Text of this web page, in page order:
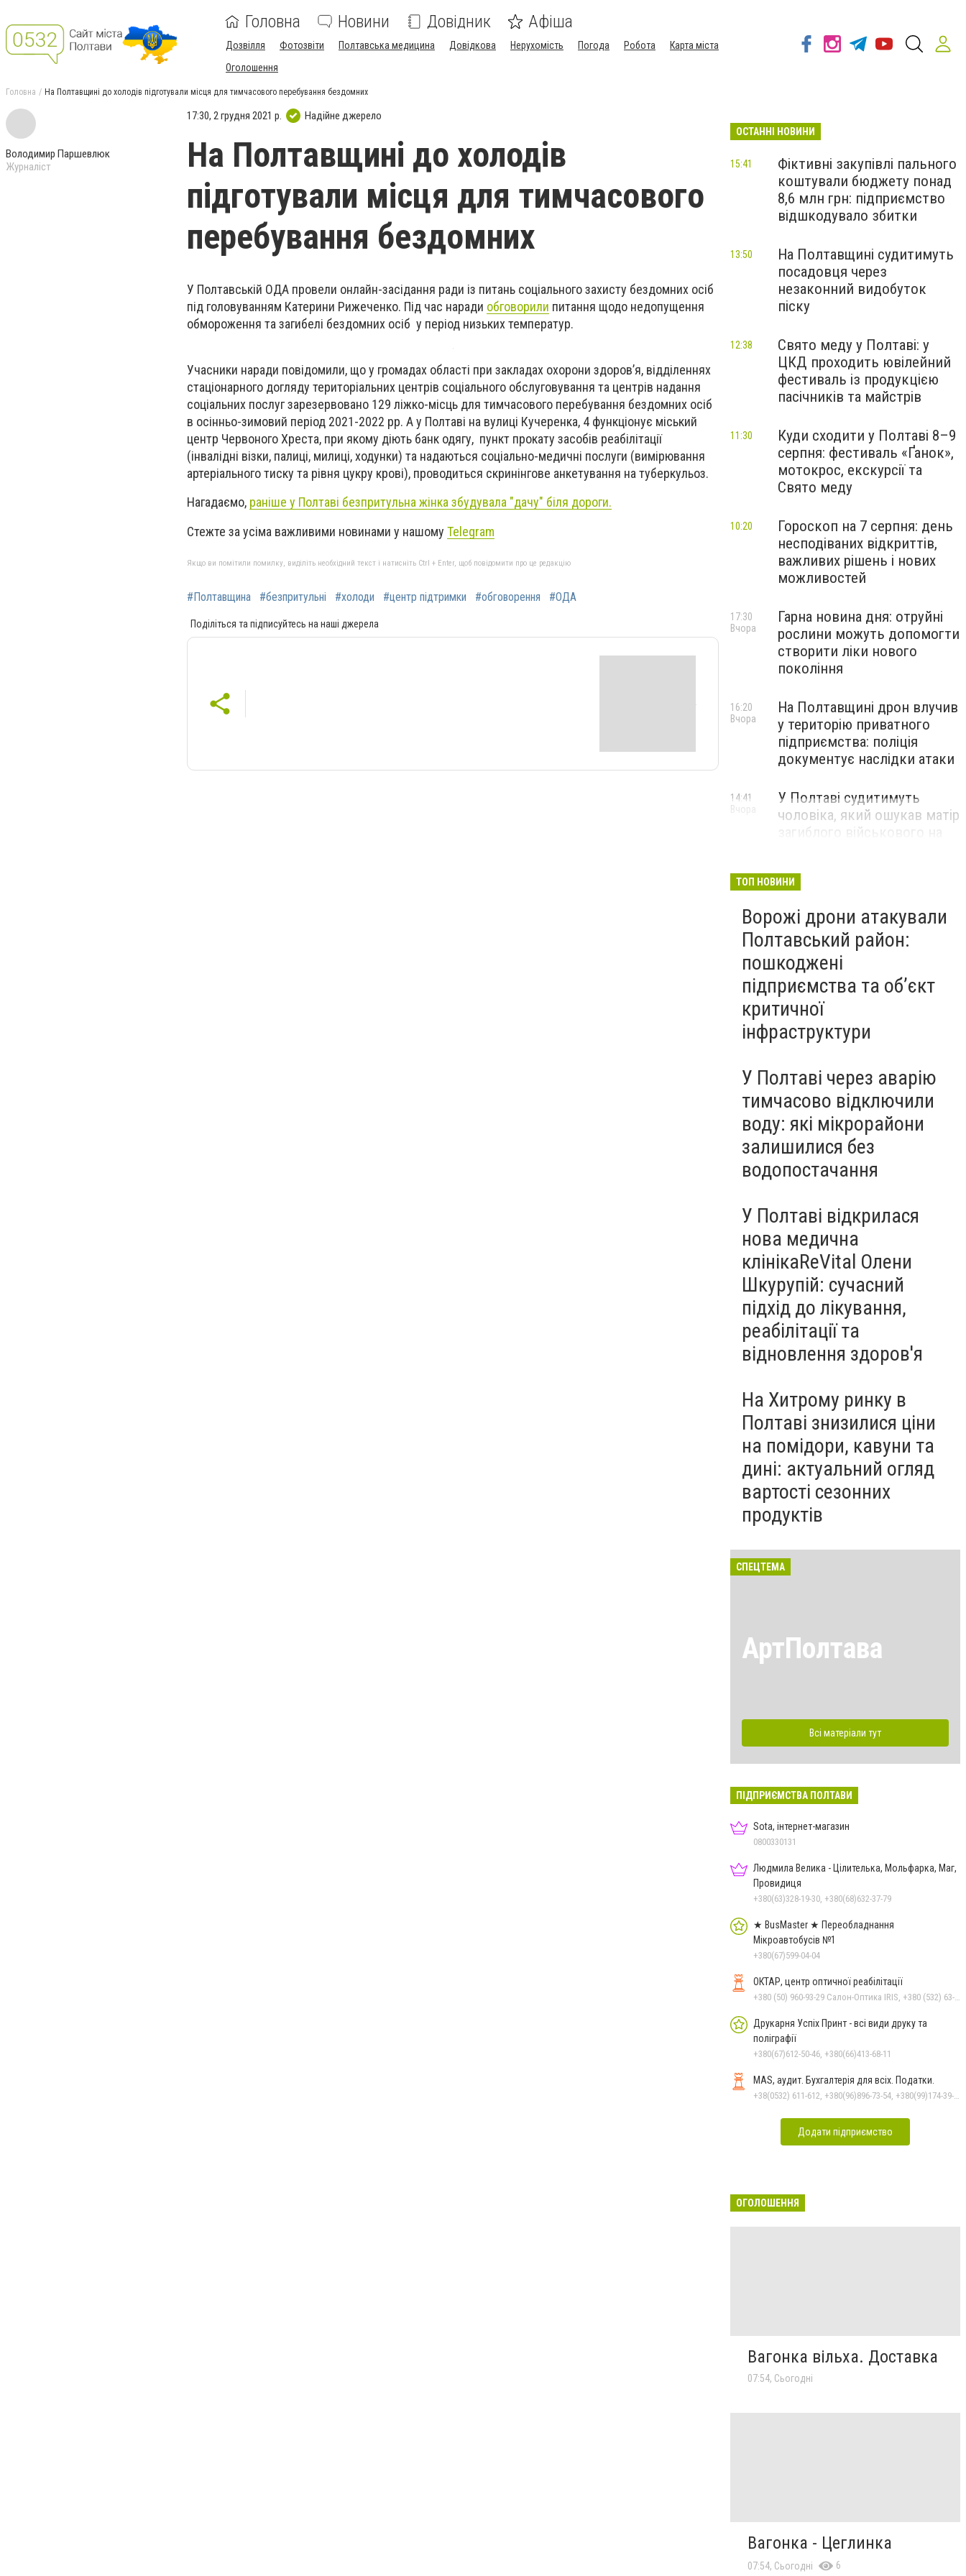
Головна Новини Довідник Афіша
Дозвілля Фотозвіти Полтавська медицина Довідкова Нерухомість Погода Робота
Карта міста
Оголошення
Головна На Полтавщині до холодів підготували місця для тимчасового перебування бездомних
Володимир Паршевлюк
Журналіст
17:30, 2 грудня 2021 р. Надійне джерело
На Полтавщині до холодів
підготували місця для тимчасового
перебування бездомних
У Полтавській ОДА провели онлайн-засідання ради із питань соціального захисту бездомних осіб
під головуванням Катерини Рижеченко. Під час наради обговорили питання щодо недопущення
обмороження та загибелі бездомних осіб у період низьких температур.
Учасники наради повідомили, що у громадах області при закладах охорони здоров’я, відділеннях
стаціонарного догляду територіальних центрів соціального обслуговування та центрів надання
соціальних послуг зарезервовано 129 ліжко-місць для тимчасового перебування бездомних осіб
в осінньо-зимовий період 2021-2022 рр. А у Полтаві на вулиці Кучеренка, 4 функціонує міський
центр Червоного Хреста, при якому діють банк одягу, пункт прокату засобів реабілітації
(інвалідні візки, палиці, милиці, ходунки) та надаються соціально-медичні послуги (вимірювання
артеріального тиску та рівня цукру крові), проводиться скринінгове анкетування на туберкульоз.
Нагадаємо, раніше у Полтаві безпритульна жінка збудувала "дачу" біля дороги.
Стежте за усіма важливими новинами у нашому Telegram
Якщо ви помітили помилку, виділіть необхідний текст і натисніть Ctrl + Enter, щоб повідомити про це редакцію
#Полтавщина #безпритульні #холоди #центр підтримки #обговорення #ОДА
Поділіться та підписуйтесь на наші джерела
ОСТАННІ НОВИНИ
Фіктивні закупівлі пального
коштували бюджету понад
8,6 млн грн: підприємство
відшкодувало збитки
15:41
На Полтавщині судитимуть
посадовця через
незаконний видобуток
піску
13:50
Свято меду у Полтаві: у
ЦКД проходить ювілейний
фестиваль із продукцією
пасічників та майстрів
12:38
Куди сходити у Полтаві 8–9
серпня: фестиваль «Ґанок»,
мотокрос, екскурсії та
Свято меду
11:30
Гороскоп на 7 серпня: день
несподіваних відкриттів,
важливих рішень і нових
можливостей
10:20
Гарна новина дня: отруйні
рослини можуть допомогти
створити ліки нового
покоління
17:30
Вчора
На Полтавщині дрон влучив
у територію приватного
підприємства: поліція
документує наслідки атаки
16:20
Вчора
У Полтаві судитимуть
чоловіка, який ошукав матір
загиблого військового на
14:41
Вчора
ТОП НОВИНИ
Ворожі дрони атакували
Полтавський район:
пошкоджені
підприємства та об’єкт
критичної
інфраструктури
У Полтаві через аварію
тимчасово відключили
воду: які мікрорайони
залишилися без
водопостачання
У Полтаві відкрилася
нова медична
клінікаReVital Олени
Шкурупій: сучасний
підхід до лікування,
реабілітації та
відновлення здоров'я
На Хитрому ринку в
Полтаві знизилися ціни
на помідори, кавуни та
дині: актуальний огляд
вартості сезонних
продуктів
СПЕЦТЕМА
АртПолтава
Всі матеріали тут
ПІДПРИЄМСТВА ПОЛТАВИ
Sota, інтернет-магазин
0800330131
Людмила Велика - Цілителька, Мольфарка, Маг,
Провидиця
+380(63)328-19-30, +380(68)632-37-79
★ BusMaster ★ Переобладнання
Мікроавтобусів №1
+380(67)599-04-04
ОКТАР, центр оптичної реабілітації
Друкарня Успіх Принт - всі види друку та
поліграфії
+380(67)612-50-46, +380(66)413-68-11
MAS, аудит. Бухгалтерія для всіх. Податки.
Додати підприємство
ОГОЛОШЕННЯ
Вагонка вільха. Доставка
07:54, Сьогодні
Вагонка - Цеглинка
07:54, Сьогодні 6